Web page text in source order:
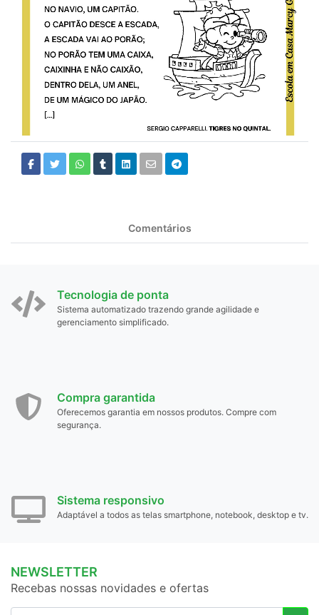
Comentários
Tecnologia de ponta
Sistema automatizado trazendo grande agilidade e
gerenciamento simplificado.
Compra garantida
Oferecemos garantia em nossos produtos. Compre com
segurança.
Sistema responsivo
Adaptável a todos as telas smartphone, notebook, desktop e tv.
NEWSLETTER
Recebas nossas novidades e ofertas